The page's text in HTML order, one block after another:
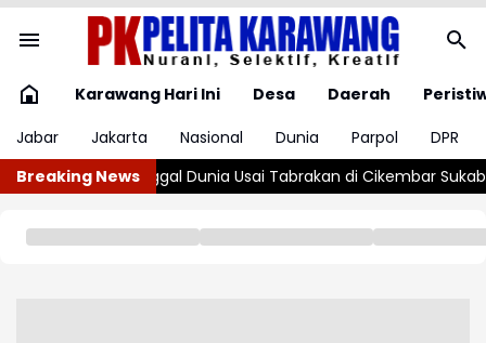
Karawang Hari Ini Desa Daerah
Jabar
Jakarta Nasional Dunia Parpol
DPR
Breaking News
di Cikembar Sukabumi Ingin Sehat dan Panjang Umur?